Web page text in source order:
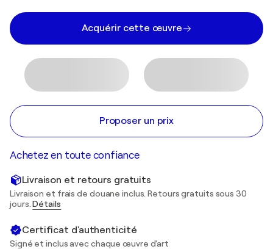
Acquérir cette œuvre
Proposer un prix
Achetez en toute confiance
Livraison et retours gratuits
Livraison et frais de douane inclus. Retours gratuits sous 30
jours.Détails
Certificat d'authenticité
Signé et inclus avec chaque œuvre d'art